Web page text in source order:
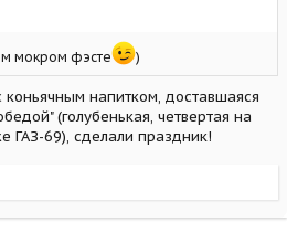
мокром фэсте )
коньячным напитком, доставшаяся
(голубенькая, четвертая на
ГАЗ-69), сделали праздник!